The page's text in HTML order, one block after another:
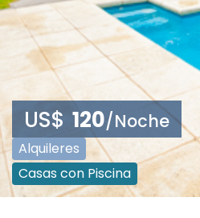
US$ 120/Noche
Alquileres
Casas con Piscina